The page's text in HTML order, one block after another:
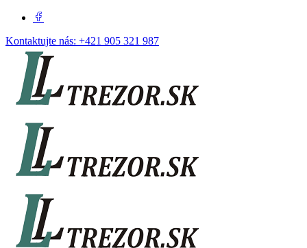
Kontaktujte nás: +421 905 321 987